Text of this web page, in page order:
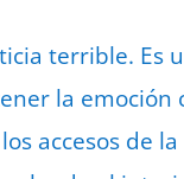
terrible. Es
la
accesos de